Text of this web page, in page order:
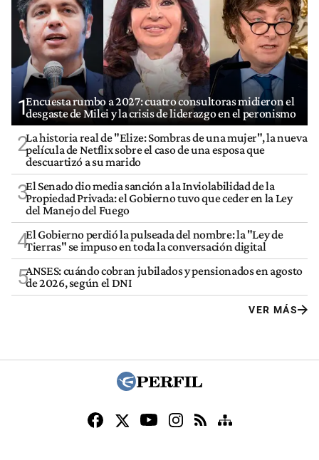
1Encuesta rumbo a 2027: cuatro consultoras midieron el
desgaste de Milei y la crisis de liderazgo en el peronismo
2La historia real de "Elize: Sombras de una mujer", la nueva
película de Netflix sobre el caso de una esposa que
descuartizó a su marido
3El Senado dio media sanción a la Inviolabilidad de la
Propiedad Privada: el Gobierno tuvo que ceder en la Ley
del Manejo del Fuego
4El Gobierno perdió la pulseada del nombre: la "Ley de
Tierras" se impuso en toda la conversación digital
5ANSES: cuándo cobran jubilados y pensionados en agosto
de 2026, según el DNI
VER MÁS